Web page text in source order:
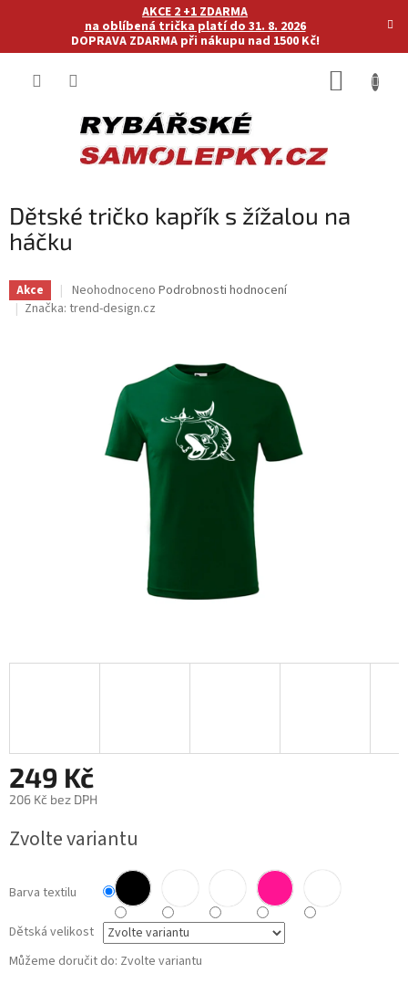
AKCE 2 +1 ZDARMA
na oblíbená trička platí do 31. 8. 2026
DOPRAVA ZDARMA při nákupu nad 1500 Kč!
Dětské tričko kapřík s žížalou na
háčku
Akce
Průměrné
hodnocení
hvězdiček.
Neohodnoceno Podrobnosti hodnocení
Značka: trend-design.cz
249 Kč
206 Kč bez DPH
cena:
Zvolte variantu
Barva textilu
Dětská velikost
Můžeme doručit do: Zvolte variantu